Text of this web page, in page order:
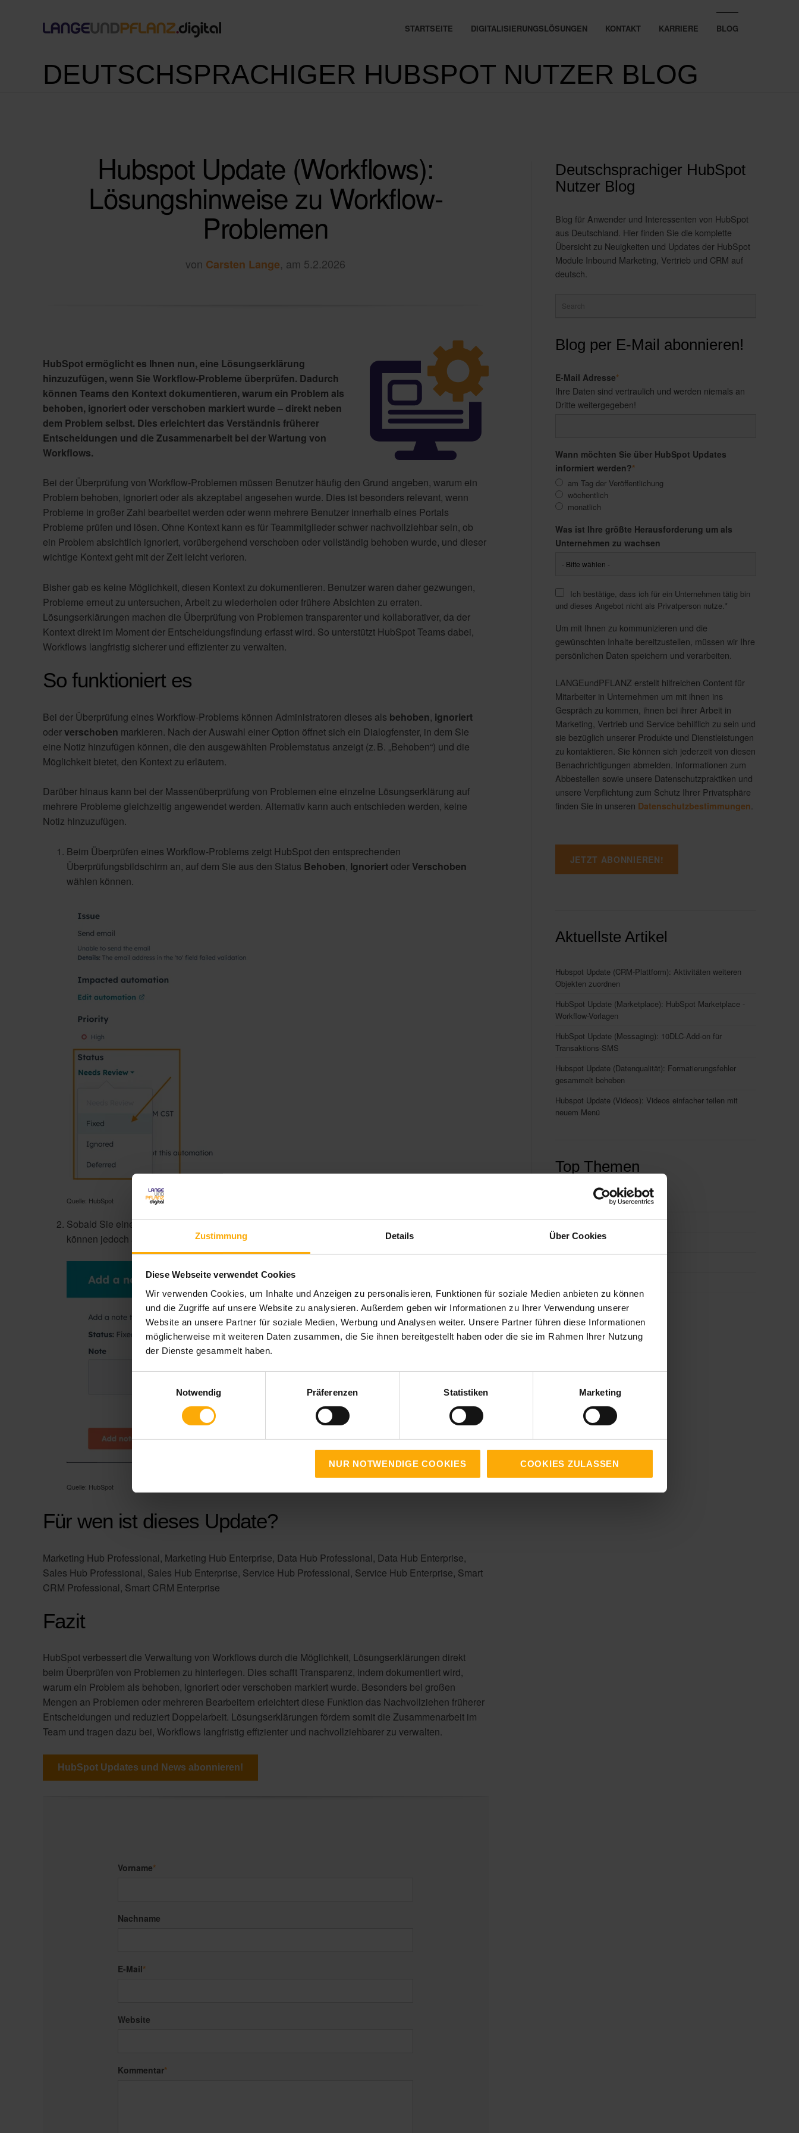
Zustimmung Details Über Cookies
Diese Webseite verwendet Cookies
Wir verwenden Cookies, um Inhalte und Anzeigen zu personalisieren, Funktionen für soziale Medien anbieten zu können
und die Zugriffe auf unsere Website zu analysieren. Außerdem geben wir Informationen zu Ihrer Verwendung unserer
Website an unsere Partner für soziale Medien, Werbung und Analysen weiter. Unsere Partner führen diese Informationen
möglicherweise mit weiteren Daten zusammen, die Sie ihnen bereitgestellt haben oder die sie im Rahmen Ihrer Nutzung
der Dienste gesammelt haben.
Notwendig
Präferenzen Statistiken Marketing
NUR NOTWENDIGE COOKIES COOKIES ZULASSEN
STARTSEITE DIGITALISIERUNGSLÖSUNGEN KONTAKT KARRIERE BLOG
DEUTSCHSPRACHIGER HUBSPOT NUTZER BLOG
Hubspot Update (Workflows):
Lösungshinweise zu Workflow-
Problemen
von Carsten Lange, am 5.2.2026
HubSpot ermöglicht es Ihnen nun, eine Lösungserklärung
hinzuzufügen, wenn Sie Workflow-Probleme überprüfen. Dadurch
können Teams den Kontext dokumentieren, warum ein Problem als
behoben, ignoriert oder verschoben markiert wurde – direkt neben
dem Problem selbst. Dies erleichtert das Verständnis früherer
Entscheidungen und die Zusammenarbeit bei der Wartung von
Workflows.
Bei der Überprüfung von Workflow-Problemen müssen Benutzer häufig den Grund angeben, warum ein
Problem behoben, ignoriert oder als akzeptabel angesehen wurde. Dies ist besonders relevant, wenn
Probleme in großer Zahl bearbeitet werden oder wenn mehrere Benutzer innerhalb eines Portals
Probleme prüfen und lösen. Ohne Kontext kann es für Teammitglieder schwer nachvollziehbar sein, ob
ein Problem absichtlich ignoriert, vorübergehend verschoben oder vollständig behoben wurde, und dieser
wichtige Kontext geht mit der Zeit leicht verloren.
Bisher gab es keine Möglichkeit, diesen Kontext zu dokumentieren. Benutzer waren daher gezwungen,
Probleme erneut zu untersuchen, Arbeit zu wiederholen oder frühere Absichten zu erraten.
Lösungserklärungen machen die Überprüfung von Problemen transparenter und kollaborativer, da der
Kontext direkt im Moment der Entscheidungsfindung erfasst wird. So unterstützt HubSpot Teams dabei,
Workflows langfristig sicherer und effizienter zu verwalten.
So funktioniert es
Bei der Überprüfung eines Workflow-Problems können Administratoren dieses als behoben, ignoriert
oderverschoben markieren. Nach der Auswahl einer Option öffnet sich ein Dialogfenster, in dem Sie
eine Notiz hinzufügen können, die den ausgewählten Problemstatus anzeigt (z. B. „Behoben“) und die
Möglichkeit bietet, den Kontext zu erläutern.
Darüber hinaus kann bei der Massenüberprüfung von Problemen eine einzelne Lösungserklärung auf
mehrere Probleme gleichzeitig angewendet werden. Alternativ kann auch entschieden werden, keine
Notiz hinzuzufügen.
Beim Überprüfen eines Workflow-Problems zeigt HubSpot den entsprechenden
Überprüfungsbildschirm an, auf dem Sie aus den Status Behoben, Ignoriert oder Verschoben
wählen können.
Quelle: HubSpot
Sobald Sie einen Status ausgewählt haben, werden Sie aufgefordert, eine Notiz hinzuzufügen. Sie
können jedoch auch „Notiz überspringen“ wählen, wenn Sie keine hinzufügen möchten.
Quelle: HubSpot
Für wen ist dieses Update?
Marketing Hub Professional, Marketing Hub Enterprise, Data Hub Professional, Data Hub Enterprise,
Sales Hub Professional, Sales Hub Enterprise, Service Hub Professional, Service Hub Enterprise, Smart
CRM Professional, Smart CRM Enterprise
Fazit
HubSpot verbessert die Verwaltung von Workflows durch die Möglichkeit, Lösungserklärungen direkt
beim Überprüfen von Problemen zu hinterlegen. Dies schafft Transparenz, indem dokumentiert wird,
warum ein Problem als behoben, ignoriert oder verschoben markiert wurde. Besonders bei großen
Mengen an Problemen oder mehreren Bearbeitern erleichtert diese Funktion das Nachvollziehen früherer
Entscheidungen und reduziert Doppelarbeit. Lösungserklärungen fördern somit die Zusammenarbeit im
Team und tragen dazu bei, Workflows langfristig effizienter und nachvollziehbarer zu verwalten.
HubSpot Updates und News abonnieren!
Vorname*
Nachname
E-Mail*
Website
Kommentar*
Deutschsprachiger HubSpot
Nutzer Blog
Blog für Anwender und Interessenten von HubSpot
aus Deutschland. Hier finden Sie die komplette
Übersicht zu Neuigkeiten und Updates der HubSpot
Module Inbound Marketing, Vertrieb und CRM auf
deutsch.
Blog per E-Mail abonnieren!
E-Mail Adresse*
Ihre Daten sind vertraulich und werden niemals an
Dritte weitergegeben!
Wann möchten Sie über HubSpot Updates
informiert werden?*
am Tag der Veröffentlichung
wöchentlich
monatlich
Was ist Ihre größte Herausforderung um als
Unternehmen zu wachsen
Ich bestätige, dass ich für ein Unternehmen tätig bin
und dieses Angebot nicht als Privatperson nutze. *
Um mit Ihnen zu kommunizieren und die
gewünschten Inhalte bereitzustellen, müssen wir Ihre
persönlichen Daten speichern und verarbeiten.
LANGEundPFLANZ erstellt hilfreichen Content für
Mitarbeiter in Unternehmen um mit ihnen ins
Gespräch zu kommen, ihnen bei ihrer Arbeit in
Marketing, Vertrieb und Service behilflich zu sein und
sie bezüglich unserer Produkte und Dienstleistungen
zu kontaktieren. Sie können sich jederzeit von diesen
Benachrichtigungen abmelden. Informationen zum
Abbestellen sowie unsere Datenschutzpraktiken und
unsere Verpflichtung zum Schutz Ihrer Privatsphäre
finden Sie in unseren Datenschutzbestimmungen
Aktuellste Artikel
Hubspot Update (CRM-Plattform): Aktivitäten weiteren
Objekten zuordnen
HubSpot Update (Marketplace): HubSpot Marketplace -
Workflow-Vorlagen
HubSpot Update (Messaging): 10DLC-Add-on für
Transaktions-SMS
Hubspot Update (Datenqualität): Formatierungsfehler
gesammelt beheben
Hubspot Update (Videos): Videos einfacher teilen mit
neuem Menü
Top Themen
Integrationen(86)
E-Mail-Marketing(40)
HubSpot CRM
alle ansehen